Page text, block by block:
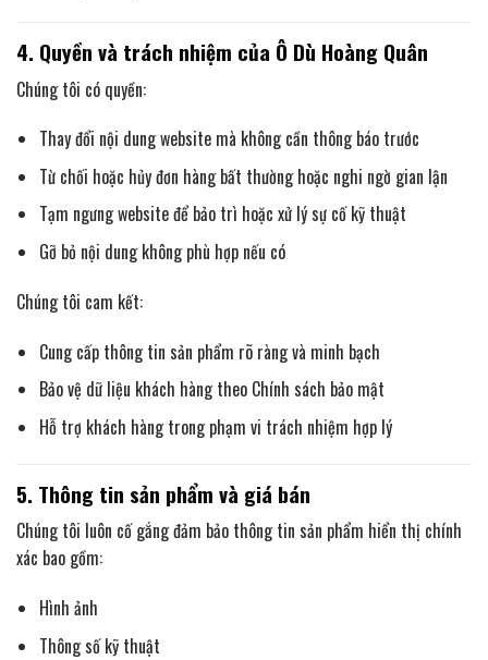
4. Quyền và trách nhiệm của Ô Dù Hoàng Quân
Chúng tôi có quyền:
Thay đổi nội dung website mà không cần thông báo trước
Từ chối hoặc hủy đơn hàng bất thường hoặc nghi ngờ gian lận
Tạm ngưng website để bảo trì hoặc xử lý sự cố kỹ thuật
Gỡ bỏ nội dung không phù hợp nếu có
Chúng tôi cam kết:
Cung cấp thông tin sản phẩm rõ ràng và minh bạch
Bảo vệ dữ liệu khách hàng theo Chính sách bảo mật
Hỗ trợ khách hàng trong phạm vi trách nhiệm hợp lý
5. Thông tin sản phẩm và giá bán
Chúng tôi luôn cố gắng đảm bảo thông tin sản phẩm hiển thị chính
xác bao gồm:
Hình ảnh
Thông số kỹ thuật